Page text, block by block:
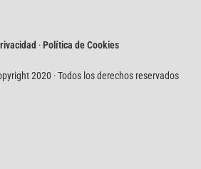
·Política de Cookies
2020 · Todos los derechos reservados